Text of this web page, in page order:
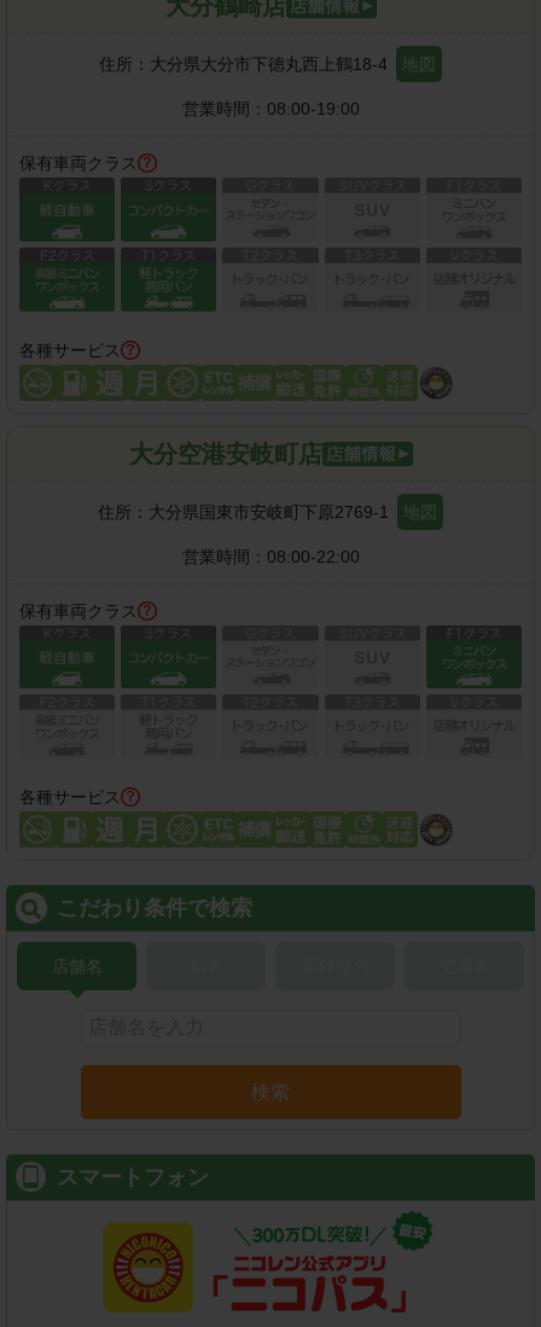
大分鶴崎店
住所： 大分県大分市下徳丸西上鶴18-4 地図
営業時間： 08:00-19:00
保有車両クラス
各種サービス
大分空港安岐町店
住所： 大分県国東市安岐町下原2769-1 地図
営業時間： 08:00-22:00
保有車両クラス
各種サービス
こだわり条件で検索
店舗名
検索
スマートフォン